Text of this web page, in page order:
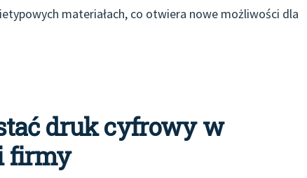
materiałach, co otwiera nowe możliwości dla
druk cyfrowy w
firmy